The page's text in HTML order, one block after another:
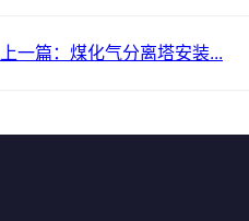
上一篇：煤化气分离塔安装...